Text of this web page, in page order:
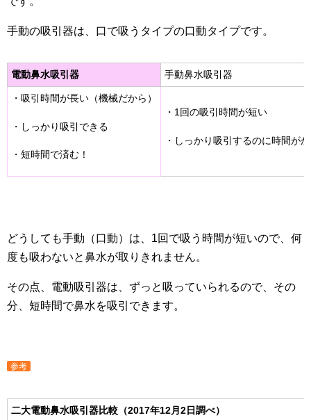
手動の吸引器は、口で吸うタイプの口動タイプです。
電動鼻水吸引器 手動鼻水吸引器
・吸引時間が長い（機械だから）
・しっかり吸引できる
・短時間で済む！
・1回の吸引時間が短い
・しっかり吸引するのに時間が
どうしても手動（口動）は、1回で吸う時間が短いので、何
度も吸わないと鼻水が取りきれません。
その点、電動吸引器は、ずっと吸っていられるので、その
分、短時間で鼻水を吸引できます。
参考
二大電動鼻水吸引器 比較（2017年12月2日調べ）